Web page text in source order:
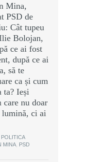
Mina,
PSD de
Cât tupeu
Bolojan,
ce ai fost
după ce ai
să te
ca și cum
ta? Ieși
care nu doar
ci ai
POLITICA
MINA PSD